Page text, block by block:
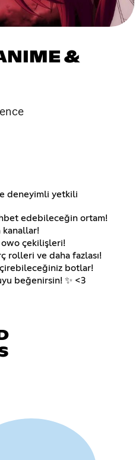
&
deneyimli yetkili
edebileceğin ortam!
kanallar!
owo çekilişleri!
rolleri ve daha fazlası!
botlar!
beğenirsin! ✨ <3